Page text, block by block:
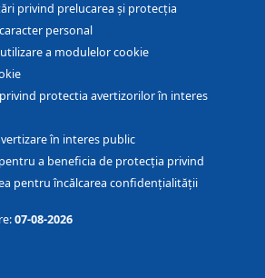
privind prelucarea și protecția
personal
a modulelor cookie
protectia avertizorilor în interes
în interes public
a beneficia de protecția privind
pentru încălcarea confidențialității
07-08-2026